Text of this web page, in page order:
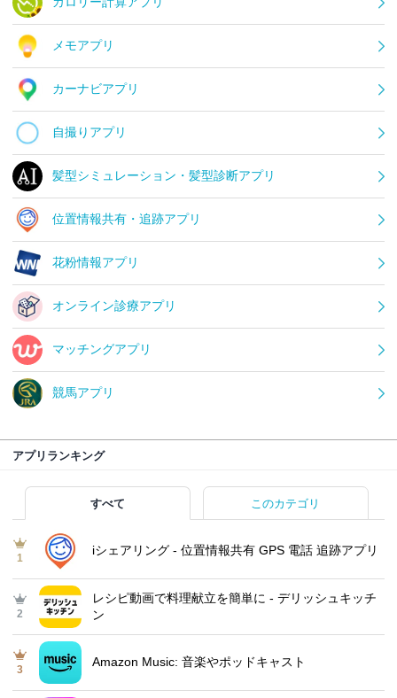
メモアプリ
カーナビアプリ
自撮りアプリ
髪型シミュレーション・髪型診断アプリ
位置情報共有・追跡アプリ
花粉情報アプリ
オンライン診療アプリ
マッチングアプリ
競馬アプリ
アプリランキング
すべて このカテゴリ
1
iシェアリング - 位置情報共有 GPS 電話 追跡アプリ
2
レシピ動画で料理献立を簡単‪に - デリッシュキッチ
ン
3
Amazon Music: 音楽やポッドキャスト